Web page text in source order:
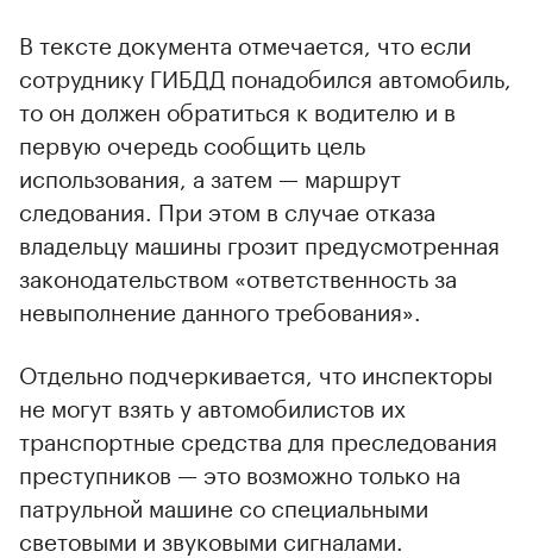
В тексте документа отмечается, что если
сотруднику ГИБДД понадобился автомобиль,
то он должен обратиться к водителю и в
первую очередь сообщить цель
использования, а затем — маршрут
следования. При этом в случае отказа
владельцу машины грозит предусмотренная
законодательством «ответственность за
невыполнение данного требования».
Отдельно подчеркивается, что инспекторы
не могут взять у автомобилистов их
транспортные средства для преследования
преступников — это возможно только на
патрульной машине со специальными
световыми и звуковыми сигналами.